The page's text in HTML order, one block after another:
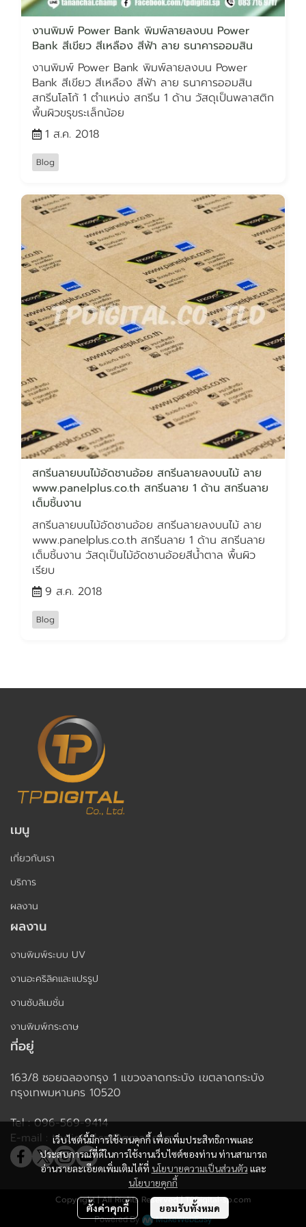
งานพิมพ์ Power Bank พิมพ์ลายลงบน Power
Bank สีเขียว สีเหลือง สีฟ้า ลาย ธนาคารออมสิน
งานพิมพ์ Power Bank พิมพ์ลายลงบน Power
Bank สีเขียว สีเหลือง สีฟ้า ลาย ธนาคารออมสิน
สกรีนโลโก้ 1 ตำแหน่ง สกรีน 1 ด้าน วัสดุเป็นพลาสติก
พื้นผิวขรุขระเล็กน้อย
1 ส.ค. 2018
Blog
สกรีนลายบนไม้อัดชานอ้อย สกรีนลายลงบนไม้ ลาย
www.panelplus.co.th สกรีนลาย 1 ด้าน สกรีนลาย
เต็มชิ้นงาน
สกรีนลายบนไม้อัดชานอ้อย สกรีนลายลงบนไม้ ลาย
www.panelplus.co.th สกรีนลาย 1 ด้าน สกรีนลาย
เต็มชิ้นงาน วัสดุเป็นไม้อัดชานอ้อยสีน้ำตาล พื้นผิว
เรียบ
9 ส.ค. 2018
Blog
เว็บไซต์นี้มีการใช้งานคุกกี้ เพื่อเพิ่มประสิทธิภาพและ
ประสบการณ์ที่ดีในการใช้งานเว็บไซต์ของท่าน ท่านสามารถ
อ่านรายละเอียดเพิ่มเติมได้ที่ นโยบายความเป็นส่วนตัว และ
นโยบายคุกกี้
ตั้งค่าคุกกี้ ยอมรับทั้งหมด
เมนู
เกี่ยวกับเรา
บริการ
ผลงาน
ผลงาน
งานพิมพ์ระบบ UV
งานอะคริลิคและแปรรูป
งานซับลิเมชั่น
งานพิมพ์กระดาษ
ที่อยู่
163/8 ซอยฉลองกรุง 1 แขวงลาดกระบัง เขตลาดกระบัง
กรุงเทพมหานคร 10520
Tel : 096-569-9414
E-mail : tpdigital.sp@gmail.com
Copyright | All Rights Reserved | TPDigital-sp.com
Powered By MakeWebEasy